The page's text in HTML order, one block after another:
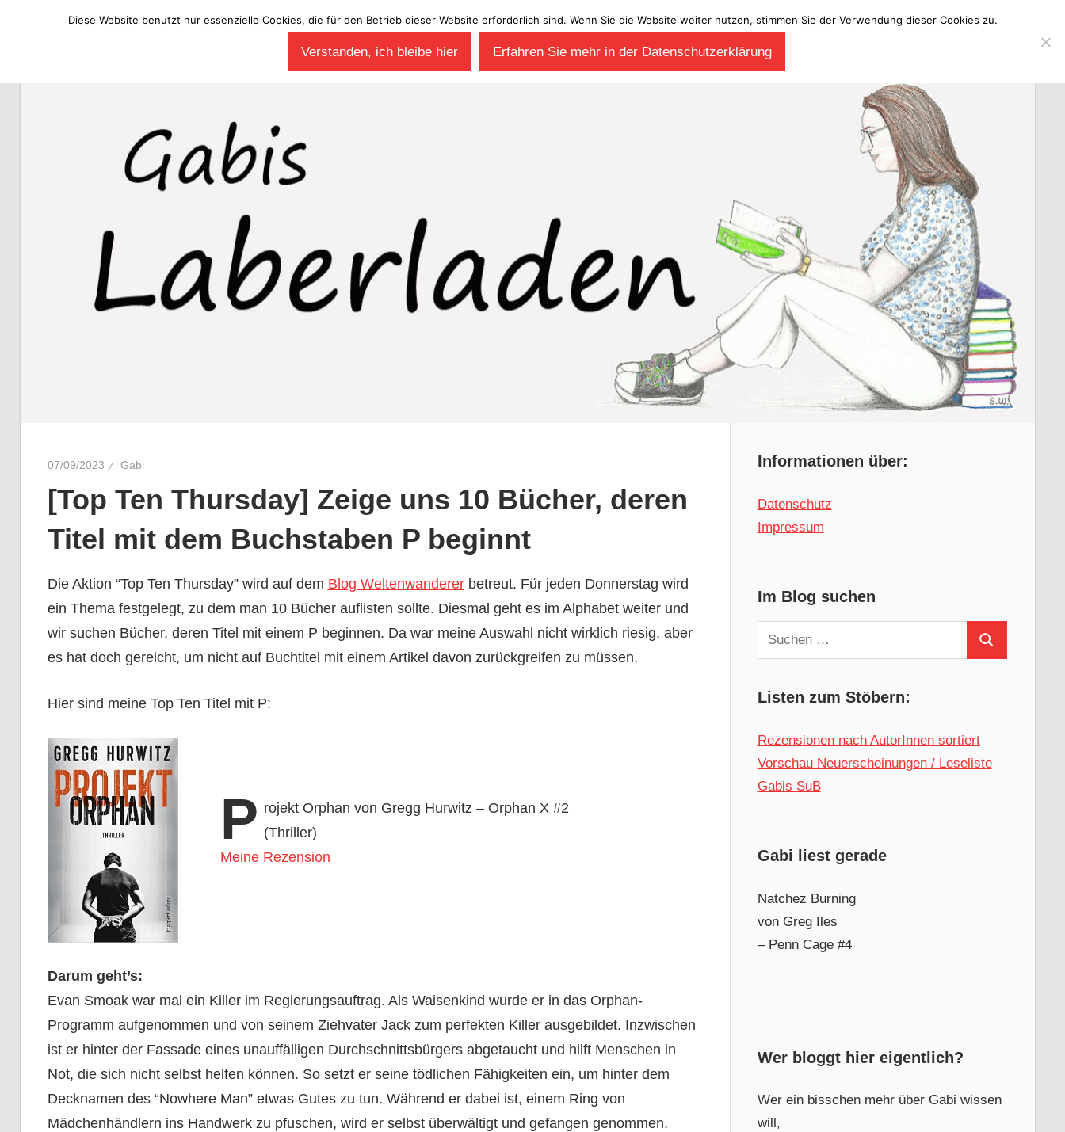
07/09/2023 Gabi
[Top Ten Thursday] Zeige uns 10 Bücher, deren
Titel mit dem Buchstaben P beginnt
Die Aktion “Top Ten Thursday” wird auf dem Blog Weltenwandererbetreut. Für jeden Donnerstag wird
ein Thema festgelegt, zu dem man 10 Bücher auflisten sollte. Diesmal geht es im Alphabet weiter und
wir suchen Bücher, deren Titel mit einem P beginnen. Da war meine Auswahl nicht wirklich riesig, aber
es hat doch gereicht, um nicht auf Buchtitel mit einem Artikel davon zurückgreifen zu müssen.
Hier sind meine Top Ten Titel mit P:
P rojekt Orphan von Gregg Hurwitz – Orphan X #2
(Thriller)
Meine Rezension
Darum geht’s:
Evan Smoak war mal ein Killer im Regierungsauftrag. Als Waisenkind wurde er in das Orphan-
Programm aufgenommen und von seinem Ziehvater Jack zum perfekten Killer ausgebildet. Inzwischen
ist er hinter der Fassade eines unauffälligen Durchschnittsbürgers abgetaucht und hilft Menschen in
Not, die sich nicht selbst helfen können. So setzt er seine tödlichen Fähigkeiten ein, um hinter dem
Decknamen des “Nowhere Man” etwas Gutes zu tun. Während er dabei ist, einem Ring von
Mädchenhändlern ins Handwerk zu pfuschen, wird er selbst überwältigt und gefangen genommen.
Informationen über:
Datenschutz
Impressum
Im Blog suchen
Suchen
nach:
Suchen
Listen zum Stöbern:
Rezensionen nach AutorInnen sortiert
Vorschau Neuerscheinungen / Leseliste
Gabis SuB
Gabi liest gerade
Natchez Burning
von Greg Iles
– Penn Cage #4
Wer bloggt hier eigentlich?
Wer ein bisschen mehr über Gabi wissen
will,
Diese Website benutzt nur essenzielle Cookies, die für den Betrieb dieser Website erforderlich sind. Wenn Sie die Website weiter nutzen, stimmen Sie der Verwendung dieser Cookies zu.
Verstanden, ich bleibe hier Erfahren Sie mehr in der Datenschutzerklärung